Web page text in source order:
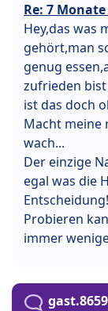
Re: 7
Hey,das was
gehört,man
genug
zufrieden
ist das doch
Macht meine
wach...
Der einzige
egal was die
Entscheidung!
Probieren
immer